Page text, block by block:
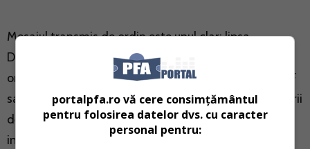
Mesajul transmis de ordin este unul clar: lipsa
Declaratiei unice nu mai este tratata ca o simpla
omisiune formala, iar cadrul procedural permite ANAF
sa intervina atunci cand constata absenta conformarii
declarative. Depunerea declaratiei, inclusiv cu
intarziere, poate conduce la corectarea situatiei, insa
portalpfa.ro vă cere consimțământul
pentru folosirea datelor dvs. cu caracter
personal pentru: